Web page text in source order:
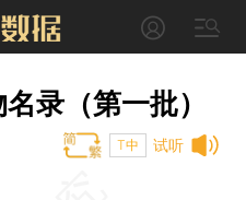
录（第一批）
试听
T中